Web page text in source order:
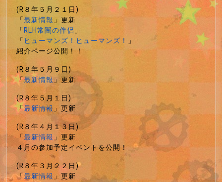
(R８年５月２１日)
「最新情報」更新
「RLH常闇の伴侶」
「ヒューマンズ！ヒューマンズ！ 」
紹介ページ公開！！
(R８年５月９日)
「最新情報」更新
(R８年５月１日)
「最新情報」更新
(R８年４月１３日)
「最新情報」更新
４月の参加予定イベントを公開！
(R８年３月２２日)
「最新情報」更新